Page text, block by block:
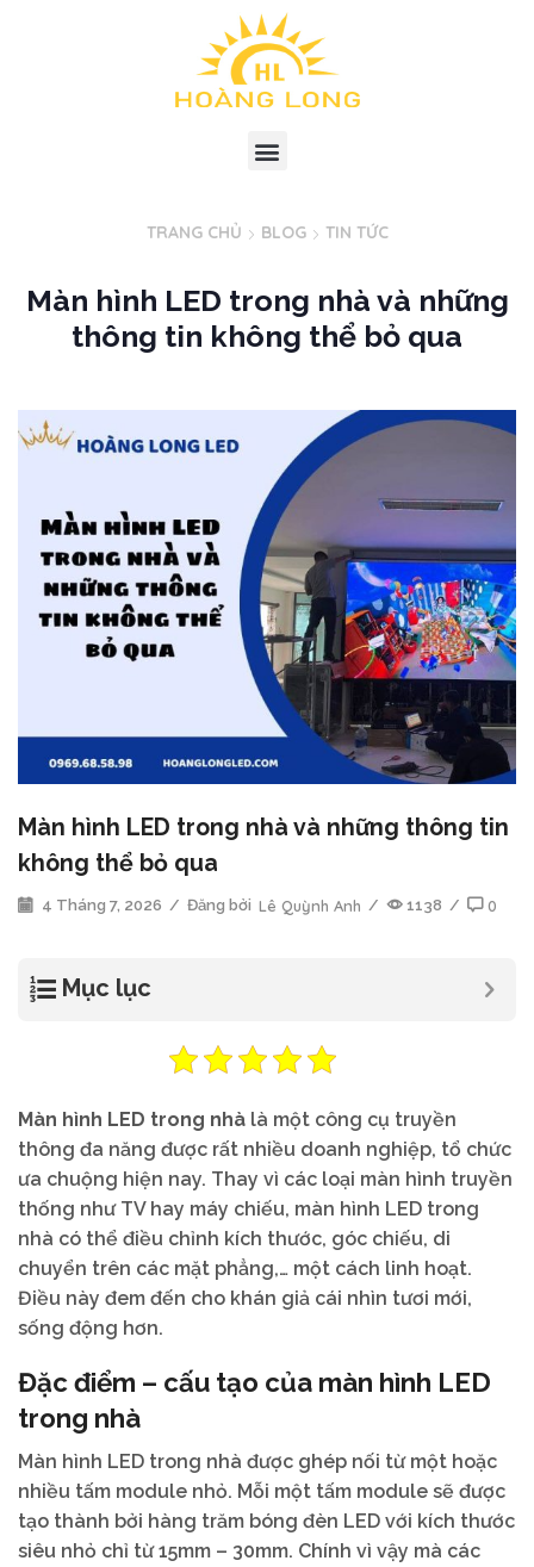
TRANG CHỦ BLOG TIN TỨC
Màn hình LED trong nhà và những
thông tin không thể bỏ qua
Màn hình LED trong nhà và những thông tin
không thể bỏ qua
4 Tháng 7, 2026 / Đăng bởi Lê Quỳnh Anh / 1138 / 0
Mục lục
Màn hình LED trong nhà là một công cụ truyền
thông đa năng được rất nhiều doanh nghiệp, tổ chức
ưa chuộng hiện nay. Thay vì các loại màn hình truyền
thống như TV hay máy chiếu, màn hình LED trong
nhà có thể điều chỉnh kích thước, góc chiếu, di
chuyển trên các mặt phẳng,… một cách linh hoạt.
Điều này đem đến cho khán giả cái nhìn tươi mới,
sống động hơn.
Đặc điểm – cấu tạo của màn hình LED
trong nhà
Màn hình LED trong nhà được ghép nối từ một hoặc
nhiều tấm module nhỏ. Mỗi một tấm module sẽ được
tạo thành bởi hàng trăm bóng đèn LED với kích thước
siêu nhỏ chỉ từ 15mm – 30mm. Chính vì vậy mà các